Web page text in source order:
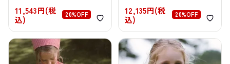
11,543円(税
込)
20%OFF
12,135円(税
込)
20%OFF